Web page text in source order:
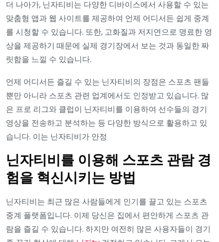
더 나아가, 닌자티비는 다양한 디바이스에서 사용할 수 있는
맞춤형 앱과 웹 사이트를 제공하여 언제 어디서든 쉽게 중계
를 시청할 수 있습니다. 또한, 고화질과 저지연으로 명료한 영
상을 제공하기 때문에 실제 경기장에서 보는 것과 동일한 짜
릿함을 느낄 수 있습니다.
언제 어디서든 즐길 수 있는 닌자티비의 장점은 스포츠 팬들
뿐만 아니라 스포츠 관련 업계에서도 인정받고 있습니다. 많
은 프로 리그와 클럽이 닌자티비를 이용하여 선수들의 경기
영상을 전송하고 분석하는 등 다양한 방식으로 활용하고 있
습니다. 이는 닌자티비가 안정
닌자티비를 이용해 스포츠 관람 경
험을 혁신시키는 방법
닌자티비는 최근 많은 사람들에게 인기를 끌고 있는 스포츠
중계 플랫폼입니다. 이제 당신은 집에서 편안하게 스포츠 관
람을 즐길 수 있습니다. 하지만 여전히 많은 사용자들이 경기